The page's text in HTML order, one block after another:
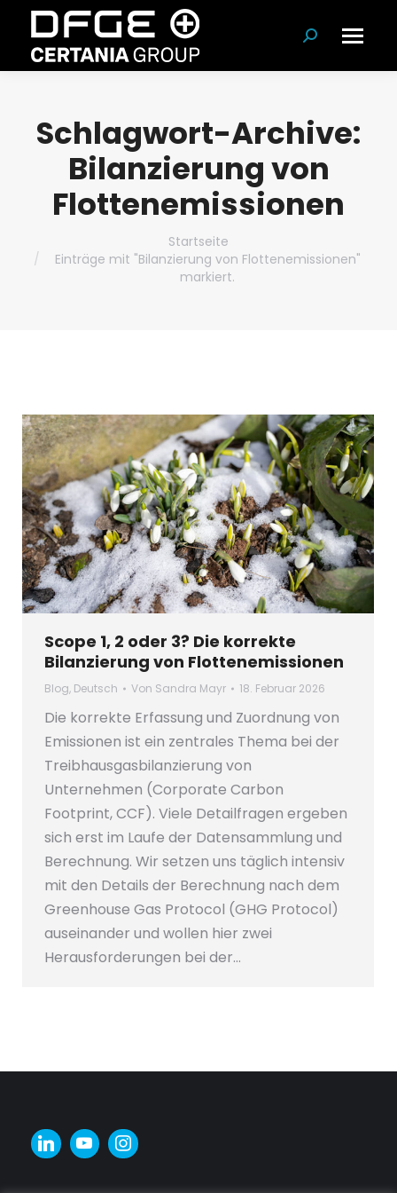
Suchen:
Schlagwort-Archive:
Bilanzierung von
Flottenemissionen
Startseite
Einträge mit "Bilanzierung von Flottenemissionen"
markiert.
Scope 1, 2 oder 3? Die korrekte
Bilanzierung von Flottenemissionen
Blog, Deutsch Von Sandra Mayr 18. Februar 2026
Die korrekte Erfassung und Zuordnung von
Emissionen ist ein zentrales Thema bei der
Treibhausgasbilanzierung von
Unternehmen (Corporate Carbon
Footprint, CCF). Viele Detailfragen ergeben
sich erst im Laufe der Datensammlung und
Berechnung. Wir setzen uns täglich intensiv
mit den Details der Berechnung nach dem
Greenhouse Gas Protocol (GHG Protocol)
auseinander und wollen hier zwei
Herausforderungen bei der…